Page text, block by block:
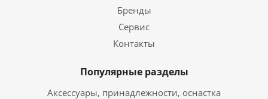
Бренды
Сервис
Контакты
Популярные разделы
Аксессуары, принадлежности, оснастка